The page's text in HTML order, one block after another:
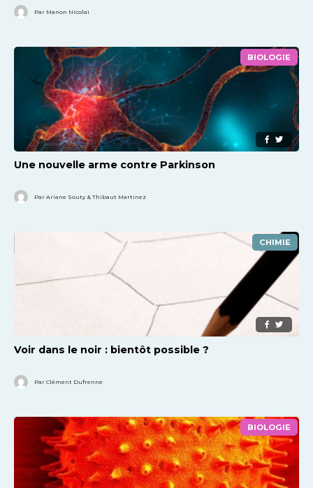
Par Manon Nicolaï
BIOLOGIE
Une nouvelle arme contre Parkinson
Par Ariane Souty & Thibaut Martinez
CHIMIE
Voir dans le noir : bientôt possible ?
Par Clément Dufrenne
BIOLOGIE